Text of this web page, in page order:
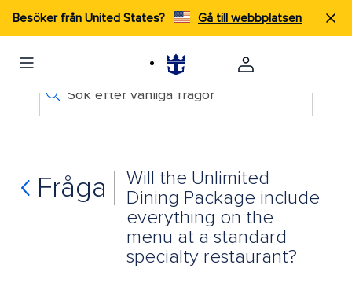
Besöker från United States? Gå till webbplatsen
Sök efter vanliga frågor
Fråga
Will the Unlimited
Dining Package include
everything on the
menu at a standard
specialty restaurant?